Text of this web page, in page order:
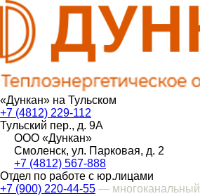
«Дункан» на Тульском
+7 (4812) 229-112
Тульский пер., д. 9А
ООО «Дункан»
Смоленск, ул. Парковая, д. 2
+7 (4812) 567-888
Отдел по работе с юр.лицами
+7 (900) 220-44-55 — многоканальный